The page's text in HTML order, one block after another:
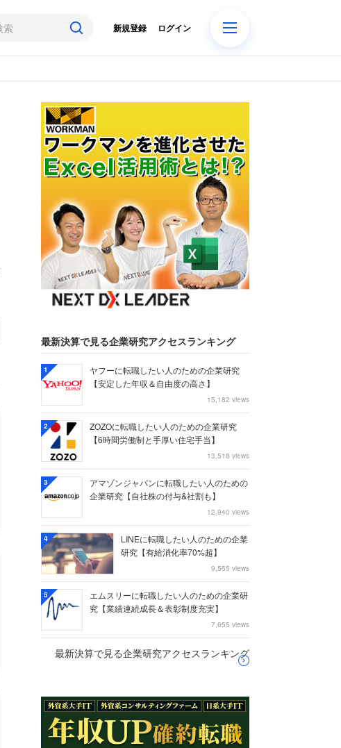
ログイン
新規登録
最新決算で見る企業研究アクセスランキング
1
ヤフーに転職したい人のための企業研究
【安定した年収＆自由度の高さ】
15,182 views
2
ZOZOに転職したい人のための企業研究
【6時間労働制と手厚い住宅手当】
13,518 views
3
アマゾンジャパンに転職したい人のための
企業研究【自社株の付与&社割も】
12,940 views
4
LINEに転職したい人のための企業
研究【有給消化率70%超】
9,555 views
5
エムスリーに転職したい人のための企業研
究【業績連続成長＆表彰制度充実】
7,655 views
最新決算で見る企業研究アクセスランキング